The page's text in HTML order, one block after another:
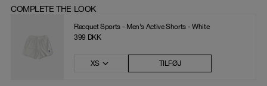
COMPLETE THE LOOK
Racquet Sports - Men's Active Shorts - White
399 DKK
XS TILFØJ